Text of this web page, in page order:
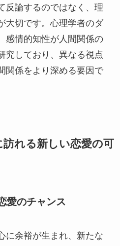
反論するのではなく、理
大切です。心理学者のダ
感情的知性が人間関係の
究しており、異なる視点
関係をより深める要因で
れる新しい恋愛の可
愛のチャンス
に余裕が生まれ、新たな